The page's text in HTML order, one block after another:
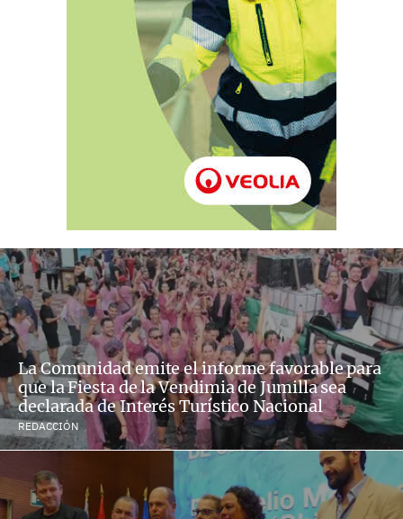
La Comunidad emite el informe favorable para
que la Fiesta de la Vendimia de Jumilla sea
declarada de Interés Turístico Nacional
REDACCIÓN